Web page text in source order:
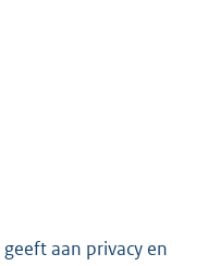
aan privacy en